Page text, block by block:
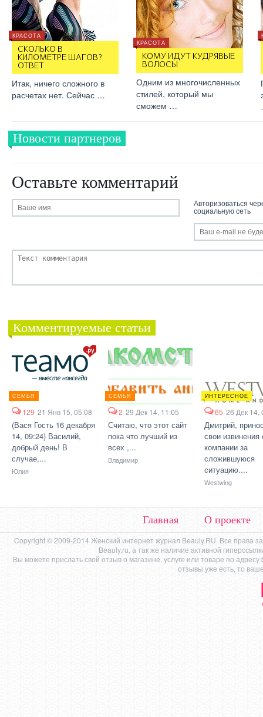
КРАСОТА
СКОЛЬКО В
КИЛОМЕТРЕ ШАГОВ?
ОТВЕТ
Итак, ничего сложного в
расчетах нет. Сейчас …
КРАСОТА
КОМУ ИДУТ КУДРЯВЫЕ
ВОЛОСЫ
Одним из многочисленных
стилей, который мы
сможем …
Новости партнеров
Оставьте комментарий
Авторизоваться
социальную сеть
Комментируемые статьи
СЕМЬЯ
129 21 Янв 15, 05:08
(Вася Гость 16 декабря
14, 09:24) Василий,
добрый день! В
случае,...
Юлия
СЕМЬЯ
2 29 Дек 14, 11:05
Считаю, что этот сайт
пока что лучший из
всех ,...
Владимир
ИНТЕРЕСНОЕ
65 26 Дек 14,
Дмитрий,
свои извинения
компании за
сложившуюся
ситуацию....
Westwing
Главная О проекте
Copyright © 2009-2014 Женский интернет журнал Beauly.RU. Все права
Beauly.ru, а так же наличие активной
Вы можете прислать свой отзыв о магазине, услуге или товаре по адресу
отзывы уже есть, то